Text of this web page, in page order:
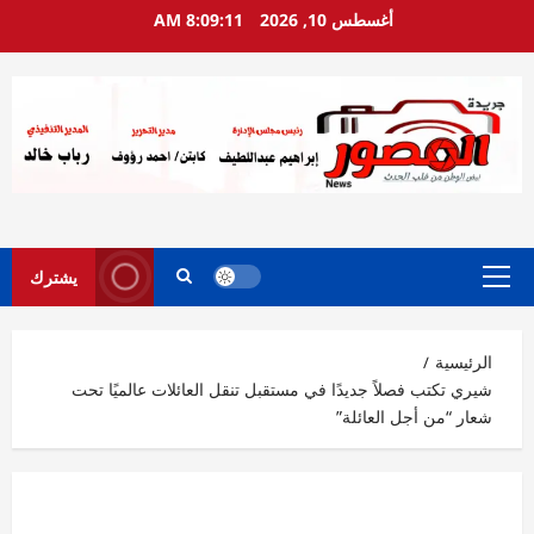
أغسطس 10, 2026 8:09:12 AM
القائمة
يشترك
الرئيسية
شيري تكتب فصلاً جديدًا في مستقبل تنقل العائلات عالميًا تحت
شعار “من أجل العائلة”